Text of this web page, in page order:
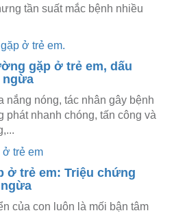
tần suất mắc bệnh nhiều
gặp ở trẻ em, dấu
ngừa
nắng nóng, tác nhân gây bệnh
phát nhanh chóng, tấn công và
ở trẻ em: Triệu chứng
của con luôn là mối bận tâm